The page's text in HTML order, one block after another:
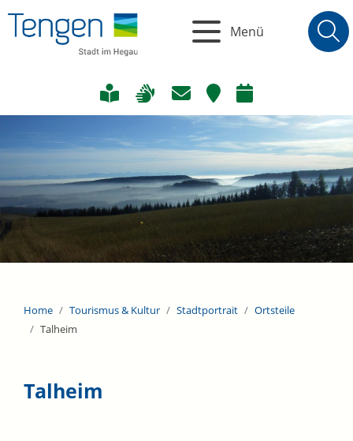
Menü
Home Tourismus & Kultur Stadtportrait
Ortsteile
Talheim
Talheim